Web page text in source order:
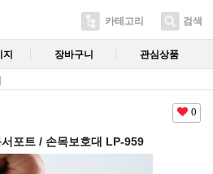
카테고리 검색
장바구니 관심상품
0
포트 / 손목보호대 LP-959